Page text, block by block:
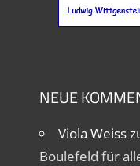
NEUE
Viola Weiss
Boulefeld für